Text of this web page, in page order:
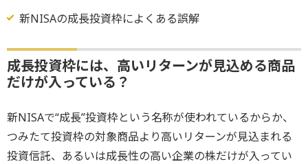
新NISAの成長投資枠によくある誤解
成長投資枠には、高いリターンが見込める商品
だけが入っている？
新NISAで“成長”投資枠という名称が使われているからか、
つみたて投資枠の対象商品より高いリターンが見込まれる
投資信託、あるいは成長性の高い企業の株だけが入ってい